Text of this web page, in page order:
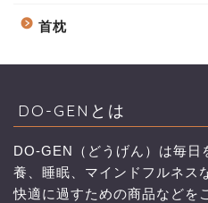
首枕
DO-GENとは
DO-GEN（どうげん）は毎日
養、睡眠、マインドフルネス
快適に過すための商品などを